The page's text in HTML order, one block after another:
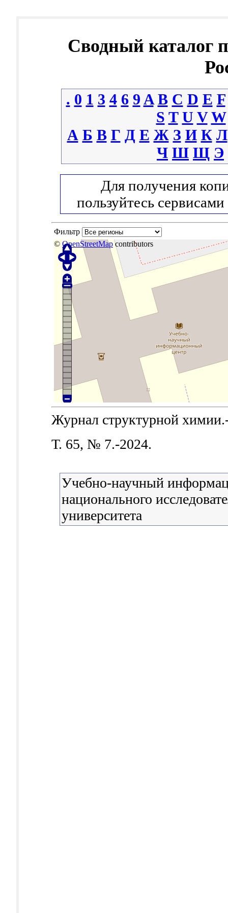
Сводный каталог
. 0 1 3 4 6 9 A B C D E F
S T U V W
А Б В Г Д Е Ж З И К Л
Ч Ш Щ Э
Для получения
пользуйтесь сервисами
Фильтр
© OpenStreetMapcontributors
Журнал структурной
Т. 65, № 7.-2024.
Учебно-научный
национального
университета